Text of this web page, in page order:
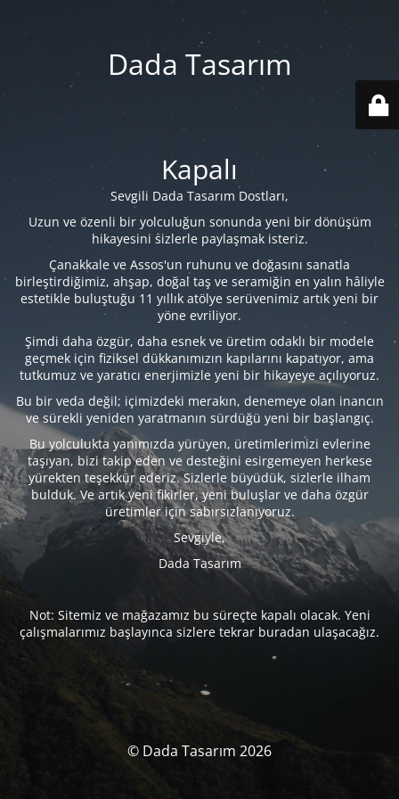
Dada Tasarım
Kapalı
Sevgili Dada Tasarım Dostları,
Uzun ve özenli bir yolculuğun sonunda yeni bir dönüşüm
hikayesini sizlerle paylaşmak isteriz.
Çanakkale ve Assos'un ruhunu ve doğasını sanatla
birleştirdiğimiz, ahşap, doğal taş ve seramiğin en yalın hâliyle
estetikle buluştuğu 11 yıllık atölye serüvenimiz artık yeni bir
yöne evriliyor.
Şimdi daha özgür, daha esnek ve üretim odaklı bir modele
geçmek için fiziksel dükkanımızın kapılarını kapatıyor, ama
tutkumuz ve yaratıcı enerjimizle yeni bir hikayeye açılıyoruz.
Bu bir veda değil; içimizdeki merakın, denemeye olan inancın
ve sürekli yeniden yaratmanın sürdüğü yeni bir başlangıç.
Bu yolculukta yanımızda yürüyen, üretimlerimizi evlerine
taşıyan, bizi takip eden ve desteğini esirgemeyen herkese
yürekten teşekkür ederiz. Sizlerle büyüdük, sizlerle ilham
bulduk. Ve artık yeni fikirler, yeni buluşlar ve daha özgür
üretimler için sabırsızlanıyoruz.
Sevgiyle,
Dada Tasarım
Not: Sitemiz ve mağazamız bu süreçte kapalı olacak. Yeni
çalışmalarımız başlayınca sizlere tekrar buradan ulaşacağız.
© Dada Tasarım 2026